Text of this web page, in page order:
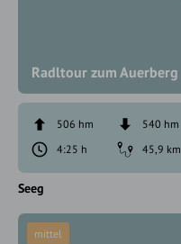
Radltour zum Auerberg
506 hm
540 hm
4:25 h
45,9 km
Seeg
mittel